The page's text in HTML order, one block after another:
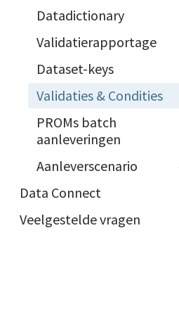
Datadictionary
Validatierapportage
Dataset-keys
Validaties & Condities
PROMs batch
aanleveringen
Aanleverscenario
Data Connect
Veelgestelde vragen